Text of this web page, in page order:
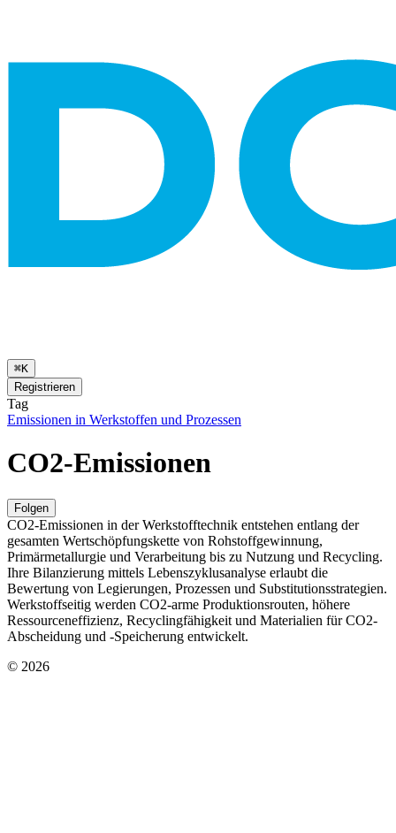
⌘K
Registrieren
Tag
Emissionen in Werkstoffen und Prozessen
CO2-Emissionen
Folgen
CO2-Emissionen in der Werkstofftechnik entstehen entlang der
gesamten Wertschöpfungskette von Rohstoffgewinnung,
Primärmetallurgie und Verarbeitung bis zu Nutzung und Recycling.
Ihre Bilanzierung mittels Lebenszyklusanalyse erlaubt die
Bewertung von Legierungen, Prozessen und Substitutionsstrategien.
Werkstoffseitig werden CO2-arme Produktionsrouten, höhere
Ressourceneffizienz, Recyclingfähigkeit und Materialien für CO2-
Abscheidung und -Speicherung entwickelt.
© 2026